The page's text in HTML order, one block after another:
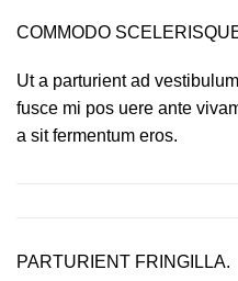
COMMODO
Ut a parturient ad
fusce mi pos uere ante
a sit fermentum eros.
PARTURIENT FRINGILLA.